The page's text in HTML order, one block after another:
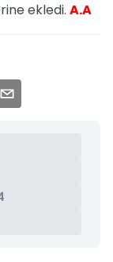
ekledi. A.A